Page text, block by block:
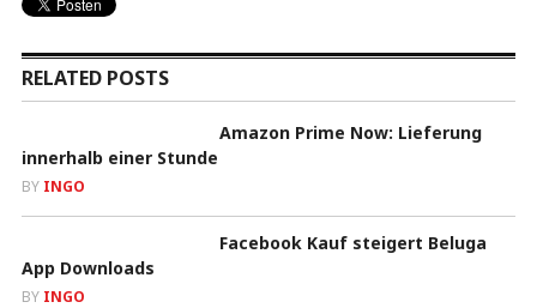
RELATED POSTS
Amazon Prime Now: Lieferung
innerhalb einer Stunde
BY INGO
Facebook Kauf steigert Beluga
App Downloads
BY INGO